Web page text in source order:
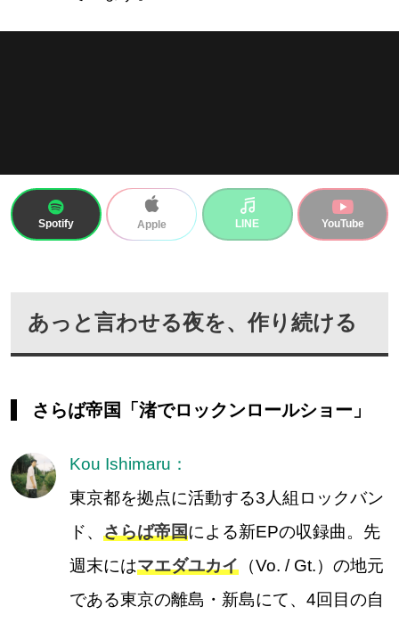
Spotify Apple LINE YouTube
あっと言わせる夜を、作り続ける
さらば帝国「渚でロックンロールショー」
Kou Ishimaru：
東京都を拠点に活動する3人組ロックバン
ド、 さらば帝国による新EPの収録曲。先
週末にはマエダユカイ（Vo. / Gt.）の地元
である東京の離島・新島にて、4回目の自